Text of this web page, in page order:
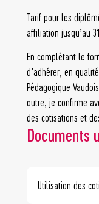
Tarif pour les
affiliation jusqu’au
En complétant le
d’adhérer, en
Pédagogique
outre, je confirme
des cotisations et
Documents
Utilisation des